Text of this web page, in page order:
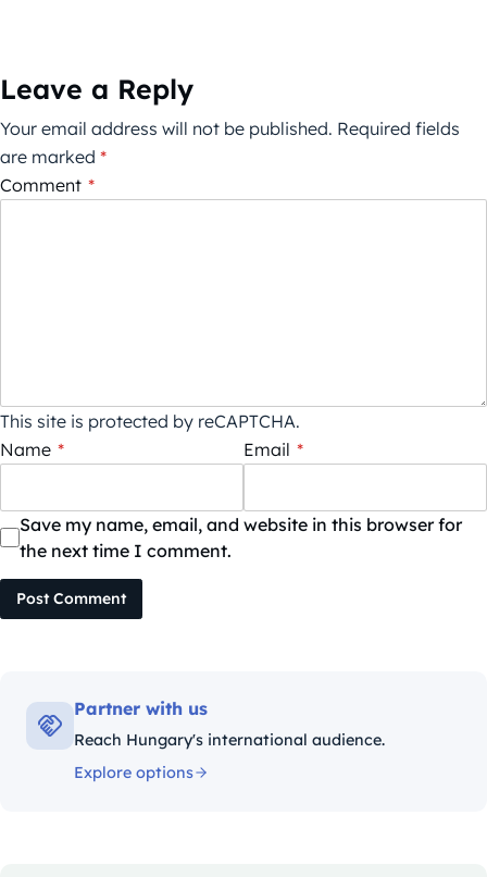
Leave a Reply
Your email address will not be published. Required fields
are marked *
Comment *
This site is protected by reCAPTCHA.
Name * Email *
Save my name, email, and website in this browser for
the next time I comment.
Post Comment
Partner with us
Reach Hungary's international audience.
Explore options